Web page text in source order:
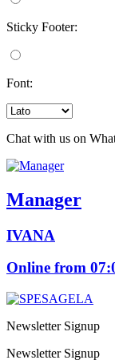
Sticky Footer:
Font:
Chat with us on
Manager
IVANA
Online from
Newsletter Signup
Newsletter Signup